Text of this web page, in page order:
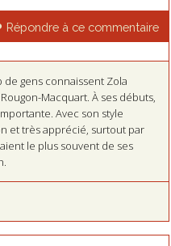
Répondre à ce commentaire
de gens connaissent Zola
Macquart. À ses débuts,
Avec son style
et très apprécié, surtout par
le plus souvent de ses